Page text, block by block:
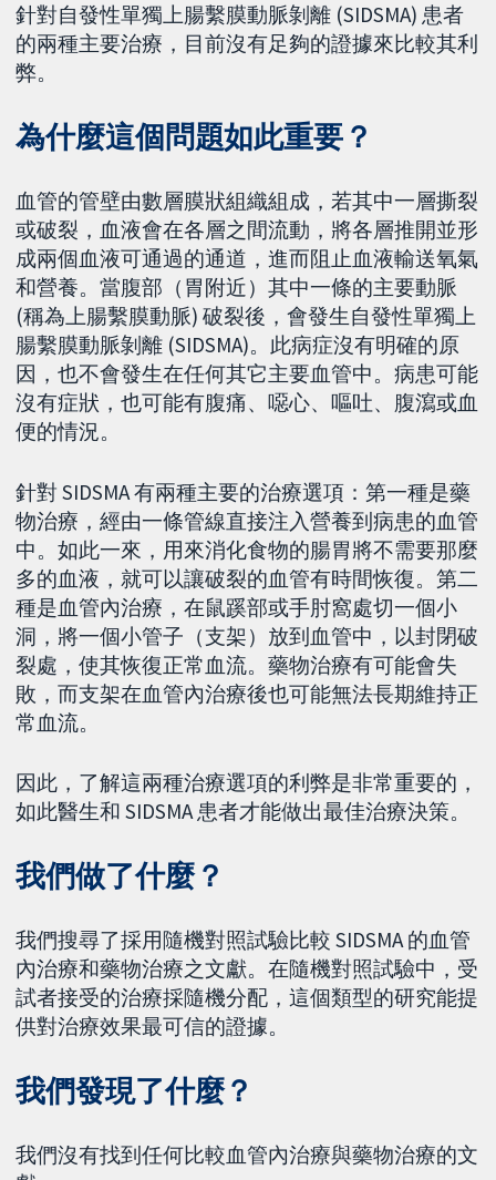
針對自發性單獨上腸繫膜動脈剝離 (SIDSMA) 患者
的兩種主要治療，目前沒有足夠的證據來比較其利
弊。
為什麼這個問題如此重要？
血管的管壁由數層膜狀組織組成，若其中一層撕裂
或破裂，血液會在各層之間流動，將各層推開並形
成兩個血液可通過的通道，進而阻止血液輸送氧氣
和營養。當腹部（胃附近）其中一條的主要動脈
(稱為上腸繫膜動脈) 破裂後，會發生自發性單獨上
腸繫膜動脈剝離 (SIDSMA)。此病症沒有明確的原
因，也不會發生在任何其它主要血管中。病患可能
沒有症狀，也可能有腹痛、噁心、嘔吐、腹瀉或血
便的情況。
針對 SIDSMA 有兩種主要的治療選項：第一種是藥
物治療，經由一條管線直接注入營養到病患的血管
中。如此一來，用來消化食物的腸胃將不需要那麼
多的血液，就可以讓破裂的血管有時間恢復。第二
種是血管內治療，在鼠蹊部或手肘窩處切一個小
洞，將一個小管子（支架）放到血管中，以封閉破
裂處，使其恢復正常血流。藥物治療有可能會失
敗，而支架在血管內治療後也可能無法長期維持正
常血流。
因此，了解這兩種治療選項的利弊是非常重要的，
如此醫生和 SIDSMA 患者才能做出最佳治療決策。
我們做了什麼？
我們搜尋了採用隨機對照試驗比較 SIDSMA 的血管
內治療和藥物治療之文獻。在隨機對照試驗中，受
試者接受的治療採隨機分配，這個類型的研究能提
供對治療效果最可信的證據。
我們發現了什麼？
我們沒有找到任何比較血管內治療與藥物治療的文